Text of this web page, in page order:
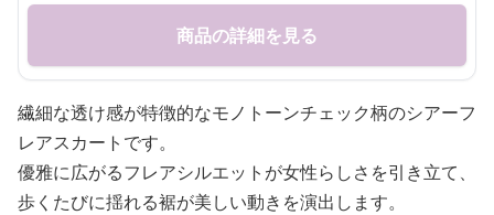
商品の詳細を見る
繊細な透け感が特徴的なモノトーンチェック柄のシアーフ
レアスカートです。
優雅に広がるフレアシルエットが女性らしさを引き立て、
歩くたびに揺れる裾が美しい動きを演出します。